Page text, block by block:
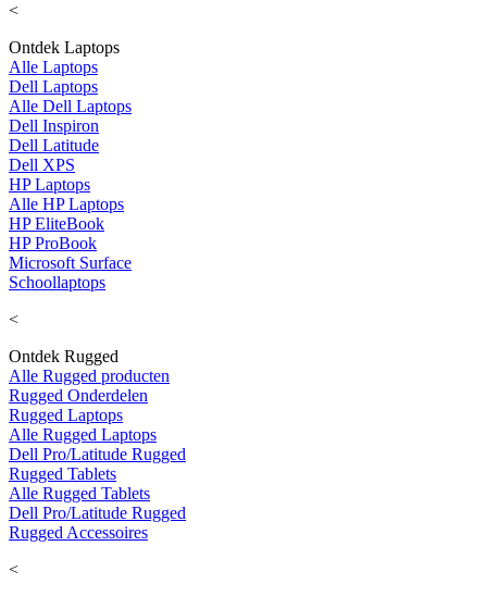
<
Ontdek Laptops
Alle Laptops
Dell Laptops
Alle Dell Laptops
Dell Inspiron
Dell Latitude
Dell XPS
HP Laptops
Alle HP Laptops
HP EliteBook
HP ProBook
Microsoft Surface
Schoollaptops
<
Ontdek Rugged
Alle Rugged producten
Rugged Onderdelen
Rugged Laptops
Alle Rugged Laptops
Dell Pro/Latitude Rugged
Rugged Tablets
Alle Rugged Tablets
Dell Pro/Latitude Rugged
Rugged Accessoires
<